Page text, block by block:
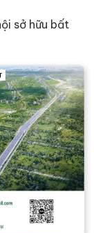
sở hữu bất